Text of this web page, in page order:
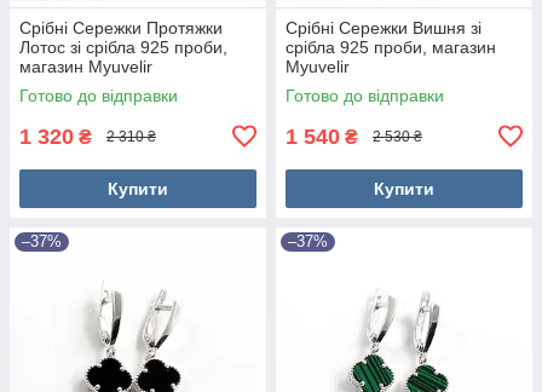
Срібні Сережки Протяжки
Лотос зі срібла 925 проби,
магазин Myuvelir
Готово до відправки
1 320 ₴ 2 310 ₴
Купити
Срібні Сережки Вишня зі
срібла 925 проби, магазин
Myuvelir
Готово до відправки
1 540 ₴ 2 530 ₴
Купити
–37% –37%